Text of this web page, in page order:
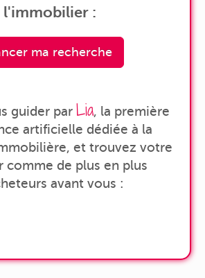
l'immobilier :
ma recherche
guider par Lia, la première
artificielle dédiée à la
et trouvez votre
comme de plus en plus
avant vous :